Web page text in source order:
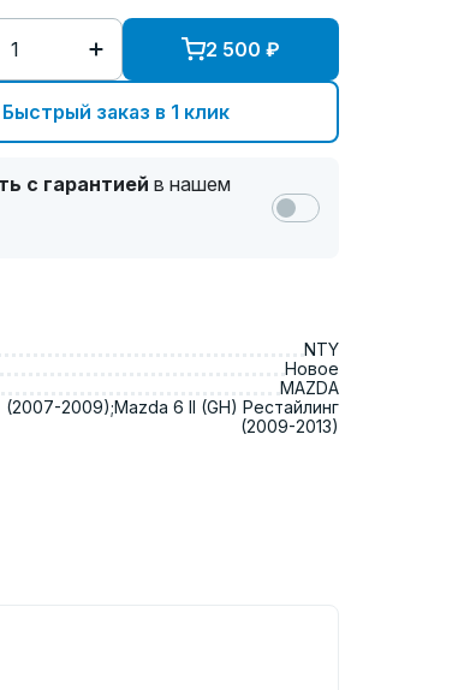
Быстрый заказ в 1 клик
2 500 ₽
с гарантией в нашем
NTY
Новое
MAZDA
(2007-2009);Mazda 6 II (GH) Рестайлинг
(2009-2013)